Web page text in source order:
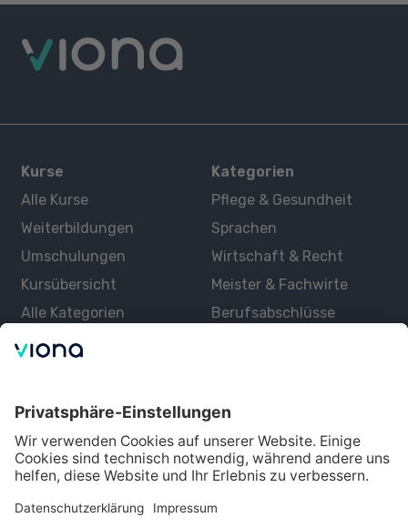
Kurse
Alle Kurse
Weiterbildungen
Umschulungen
Kursübersicht
Alle Kategorien
Kategorien
Pflege & Gesundheit
Sprachen
Wirtschaft & Recht
Meister & Fachwirte
Berufsabschlüsse
Über uns
Lernen mit Viona
Alle Partner
Partner werden